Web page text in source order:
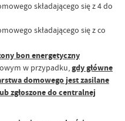
składającego się z 4 do
składającego się z co
bon energetyczny
w przypadku,gdy główne
domowego jest zasilane
zgłoszone do centralnej